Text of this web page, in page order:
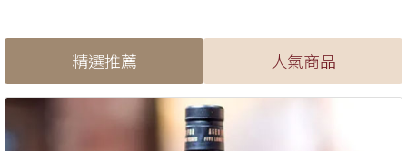
精選推薦 人氣商品